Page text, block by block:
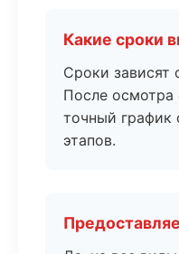
Какие сроки
Сроки зависят
После осмотра
точный график
этапов.